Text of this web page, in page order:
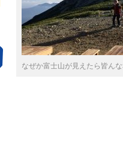
なぜか富士山が見えたら皆ん